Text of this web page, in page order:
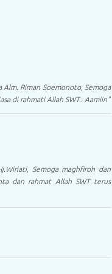
Alm. Riman Soemonoto, Semoga
di rahmati Allah SWT.. Aamiin"
Semoga maghfiroh dan
dan rahmat Allah SWT terus